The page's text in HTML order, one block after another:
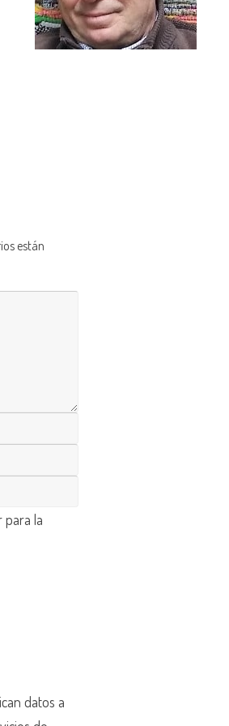
están
para la
datos a